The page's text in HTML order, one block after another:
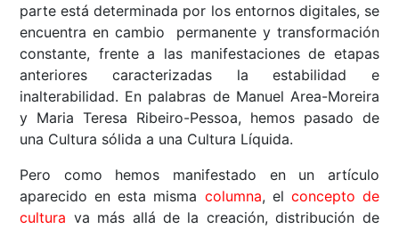
parte está determinada por los entornos digitales, se
encuentra en cambio permanente y transformación
constante, frente a las manifestaciones de etapas
anteriores caracterizadas la estabilidad e
inalterabilidad. En palabras de Manuel Area-Moreira
y Maria Teresa Ribeiro-Pessoa, hemos pasado de
una Cultura sólida a una Cultura Líquida.
Pero como hemos manifestado en un artículo
aparecido en esta misma columna, el concepto de
cultura va más allá de la creación, distribución de